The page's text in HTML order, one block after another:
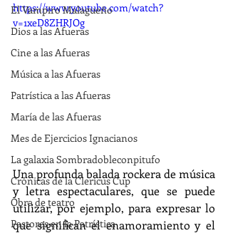
El Vampiro Malagueño
Dios a las Afueras
Cine a las Afueras
Música a las Afueras
Patrística a las Afueras
María de las Afueras
Mes de Ejercicios Ignacianos
La galaxia Sombradobleconpitufo
Crónicas de la Clericus Cup
Obra de teatro
Pastores en la Patrística
https://www.youtube.com/watch?
v=1xeD8ZHRJOg
Una profunda balada rockera de música
y letra espectaculares, que se puede
utilizar, por ejemplo, para expresar lo
que significan el enamoramiento y el